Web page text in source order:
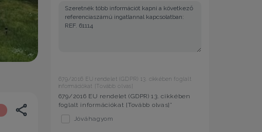
679/2016 EU rendelet (GDPR) 13. cikkében foglalt
információkat [Tovább olvas ]
679/2016 EU rendelet (GDPR) 13. cikkében
foglalt információkat [Tovább olvas]*
Jóváhagyom